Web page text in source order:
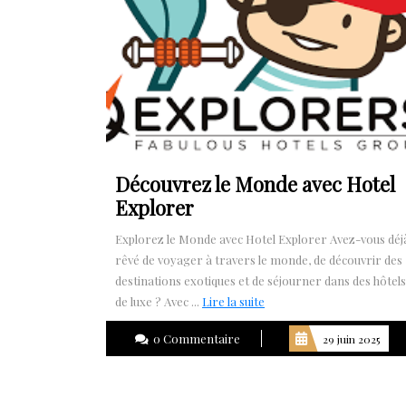
Découvrez le Monde avec Hotel
Explorer
Explorez le Monde avec Hotel Explorer Avez-vous
rêvé de voyager à travers le monde, de découvrir des
destinations exotiques et de séjourner dans des hôtels
de luxe ? Avec ... Lire la suite
la
0 Commentaire 29 juin 2025